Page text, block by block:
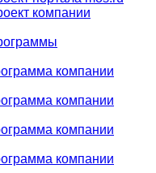
компании
компании
компании
компании
компании